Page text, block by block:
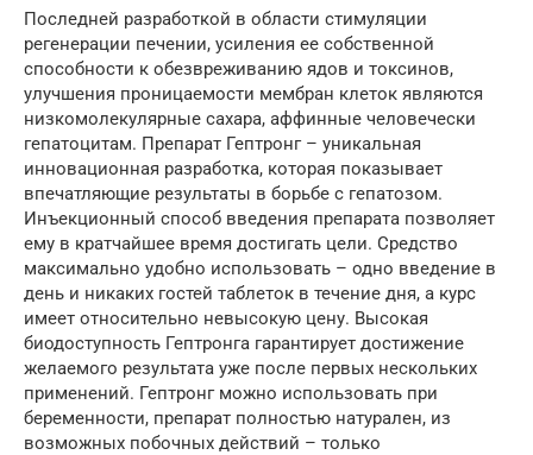
Последней разработкой в области стимуляции
регенерации печении, усиления ее собственной
способности к обезвреживанию ядов и токсинов,
улучшения проницаемости мембран клеток являются
низкомолекулярные сахара, аффинные человечески
гепатоцитам. Препарат Гептронг – уникальная
инновационная разработка, которая показывает
впечатляющие результаты в борьбе с гепатозом.
Инъекционный способ введения препарата позволяет
ему в кратчайшее время достигать цели. Средство
максимально удобно использовать – одно введение в
день и никаких гостей таблеток в течение дня, а курс
имеет относительно невысокую цену. Высокая
биодоступность Гептронга гарантирует достижение
желаемого результата уже после первых нескольких
применений. Гептронг можно использовать при
беременности, препарат полностью натурален, из
возможных побочных действий – только